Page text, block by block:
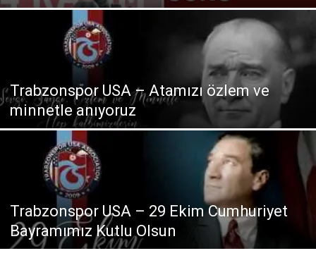
Trabzonspor USA – Atamızı özlem ve
minnetle anıyoruz
Trabzonspor USA – 29 Ekim Cumhuriyet
Bayramımız Kutlu Olsun